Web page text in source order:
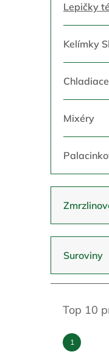
Lepičky
Kelímky
Mixéry
Suroviny
Top 10